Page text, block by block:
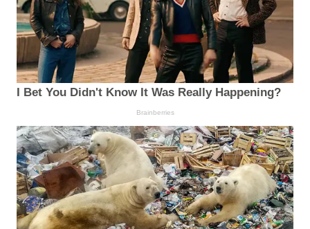
I Bet You Didn't Know It Was Really Happening?
Brainberries